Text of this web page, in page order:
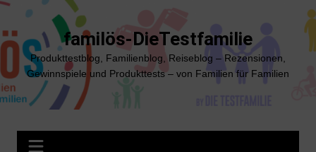
Zum
springen
familös-DieTestfamilie
Produkttestblog, Familienblog, Reiseblog – Rezensionen,
Gewinnspiele und Produkttests – von Familien für Familien